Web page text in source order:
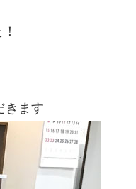
きます